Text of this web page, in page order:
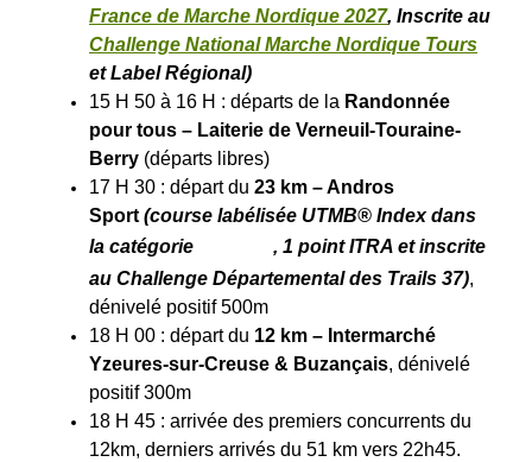
France de Marche Nordique 2027, Inscrite au
Challenge National Marche Nordique Tours
et Label Régional)
15 H 50 à 16 H : départs de la Randonnée
pour tous – Laiterie de Verneuil-Touraine-
Berry (départs libres)
17 H 30 : départ du 23 km – Andros
Sport (course labélisée UTMB® Index dans
la catégorie
, 1 point ITRA et inscrite
au Challenge Départemental des Trails 37),
dénivelé positif 500m
18 H 00 : départ du 12 km – Intermarché
Yzeures-sur-Creuse & Buzançais, dénivelé
positif 300m
18 H 45 : arrivée des premiers concurrents du
12km, derniers arrivés du 51 km vers 22h45.